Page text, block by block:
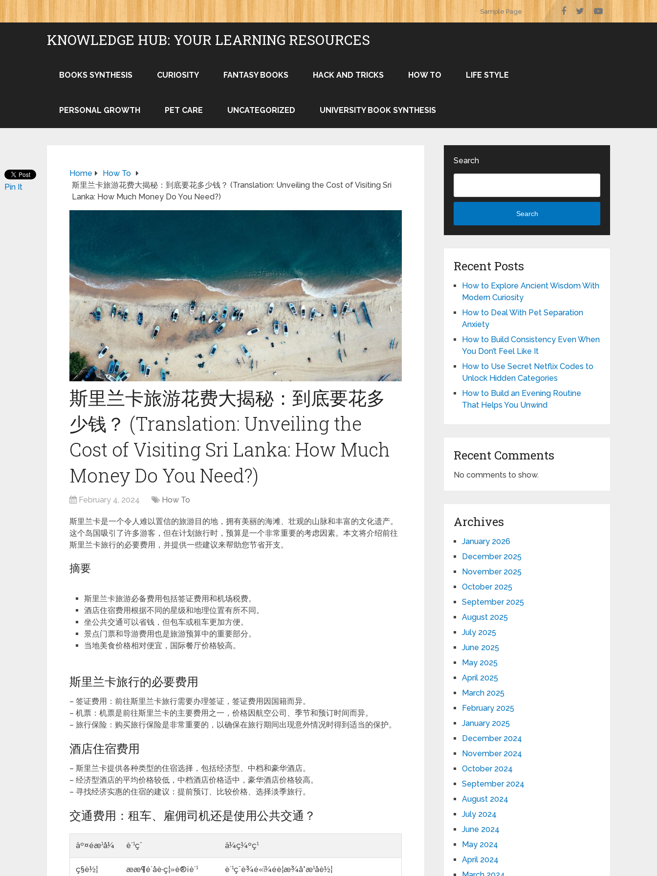
Sample Page
KNOWLEDGE HUB: YOUR LEARNING RESOURCES
BOOKS SYNTHESIS CURIOSITY FANTASY BOOKS HACK AND TRICKS HOW TO LIFE STYLE
PERSONAL GROWTH PET CARE UNCATEGORIZED UNIVERSITY BOOK SYNTHESIS
Home
How To
斯里兰卡旅游花费大揭秘：到底要花多少钱？ (Translation: Unveiling the Cost of Visiting Sri
Lanka: How Much Money Do You Need?)
斯里兰卡旅游花费大揭秘：到底要花多
少钱？ (Translation: Unveiling the
Cost of Visiting Sri Lanka: How Much
Money Do You Need?)
February 4, 2024 How To
斯里兰卡是一个令人难以置信的旅游目的地，拥有美丽的海滩、壮观的山脉和丰富的文化遗产。
这个岛国吸引了许多游客，但在计划旅行时，预算是一个非常重要的考虑因素。本文将介绍前往
斯里兰卡旅行的必要费用，并提供一些建议来帮助您节省开支。
摘要
斯里兰卡旅游必备费用包括签证费用和机场税费。
酒店住宿费用根据不同的星级和地理位置有所不同。
坐公共交通可以省钱，但包车或租车更加方便。
景点门票和导游费用也是旅游预算中的重要部分。
当地美食价格相对便宜，国际餐厅价格较高。
斯里兰卡旅行的必要费用
– 签证费用：前往斯里兰卡旅行需要办理签证，签证费用因国籍而异。
– 机票：机票是前往斯里兰卡的主要费用之一，价格因航空公司、季节和预订时间而异。
– 旅行保险：购买旅行保险是非常重要的，以确保在旅行期间出现意外情况时得到适当的保护。
酒店住宿费用
– 斯里兰卡提供各种类型的住宿选择，包括经济型、中档和豪华酒店。
– 经济型酒店的平均价格较低，中档酒店价格适中，豪华酒店价格较高。
– 寻找经济实惠的住宿的建议：提前预订、比较价格、选择淡季旅行。
交通费用：租车、雇佣司机还是使用公共交通？
äº¤éæ¹å¼ è´¹ç¨ ä¼ç¼ºç¹
ç§è½¦ ææ¶é´åè·ç¦»è®¡è´¹ è´¹ç¨è¾é«ï¼éè¦æ¾å°æ¹åè½¦
Pin It
Search
Search
Recent Posts
How to Explore Ancient Wisdom With
Modern Curiosity
How to Deal With Pet Separation
Anxiety
How to Build Consistency Even When
You Don’t Feel Like It
How to Use Secret Netflix Codes to
Unlock Hidden Categories
How to Build an Evening Routine
That Helps You Unwind
Recent Comments
No comments to show.
Archives
January 2026
December 2025
November 2025
October 2025
September 2025
August 2025
July 2025
June 2025
May 2025
April 2025
March 2025
February 2025
January 2025
December 2024
November 2024
October 2024
September 2024
August 2024
July 2024
June 2024
May 2024
April 2024